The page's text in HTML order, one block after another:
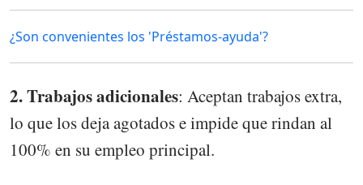
¿Son convenientes los 'Préstamos-ayuda'?
2. Trabajos adicionales: Aceptan trabajos extra,
lo que los deja agotados e impide que rindan al
100% en su empleo principal.